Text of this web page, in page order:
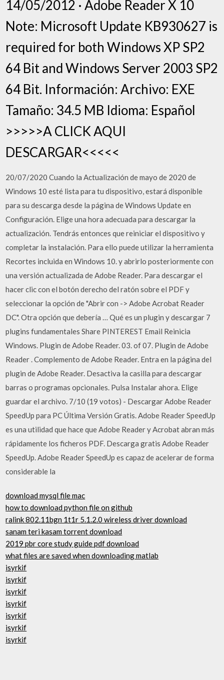
14/05/2012 · Adobe Reader X 10
Note: Microsoft Update KB930627 is
required for both Windows XP SP2
64 Bit and Windows Server 2003 SP2
64 Bit. Información: Archivo: EXE
Tamaño: 34.5 MB Idioma: Español
>>>>>A CLICK AQUI
DESCARGAR<<<<<
20/07/2020 Cuando la Actualización de mayo de 2020 de
Windows 10 esté lista para tu dispositivo, estará disponible
para su descarga desde la página de Windows Update en
Configuración. Elige una hora adecuada para descargar la
actualización. Tendrás entonces que reiniciar el dispositivo y
completar la instalación. Para ello puede utilizar la herramienta
Recortes incluida en Windows 10. y abrirlo posteriormente con
una versión actualizada de Adobe Reader. Para descargar el
hacer clic con el botón derecho del ratón sobre el PDF y
seleccionar la opción de "Abrir con -> Adobe Acrobat Reader
DC". Otra opción que debería … Qué es un plugin y descargar 7
plugins fundamentales Share PINTEREST Email Reinicia
Windows. Plugin de Adobe Reader. 03. of 07. Plugin de Adobe
Reader . Complemento de Adobe Reader. Entra en la página del
plugin de Adobe Reader. Desactiva la casilla para descargar
barras o programas opcionales. Pulsa Instalar ahora. Elige
guardar el archivo. 7/10 (19 votos) - Descargar Adobe Reader
SpeedUp para PC Última Versión Gratis. Adobe Reader SpeedUp
es una utilidad que hace que Adobe Reader y Acrobat abran más
rápidamente los ficheros PDF. Descarga gratis Adobe Reader
SpeedUp. Adobe Reader SpeedUp es capaz de acelerar de forma
considerable la
download mysql file mac
how to download python file on github
ralink 802.11bgn 1t1r 5.1.2.0 wireless driver download
sanam teri kasam torrent download
2019 pbr core study guide pdf download
what files are saved when downloading matlab
isyrkif
isyrkif
isyrkif
isyrkif
isyrkif
isyrkif
isyrkif